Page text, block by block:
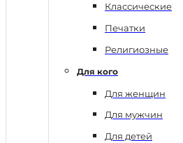
Классические
Печатки
Религиозные
Для кого
Для женщин
Для мужчин
Для детей